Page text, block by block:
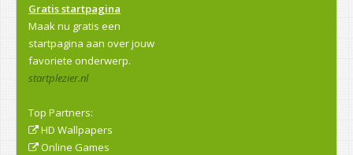
Gratis startpagina
Maak nu gratis een
startpagina aan over jouw
favoriete onderwerp.
startplezier.nl
Top Partners:
HD Wallpapers
Online Games